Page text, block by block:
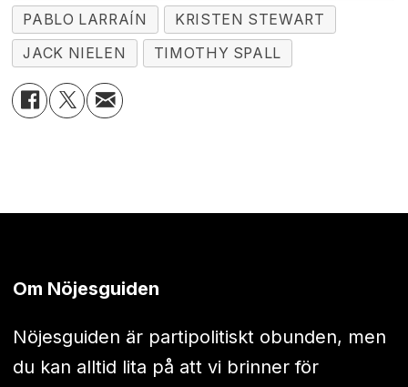
PABLO LARRAÍN
KRISTEN STEWART
JACK NIELEN
TIMOTHY SPALL
Om Nöjesguiden
Nöjesguiden är partipolitiskt obunden, men
du kan alltid lita på att vi brinner för